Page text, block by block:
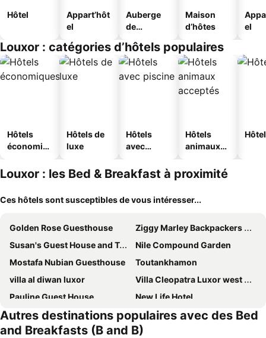
Hôtel
Appart’hôt
el
Auberge
de
Maison
d’hôtes
el
Louxor : catégories d’hôtels populaires
Hôtels
économiq
Hôtels de
luxe
Hôtels
avec
Hôtels
animaux
Louxor : les Bed & Breakfast à proximité
Ces hôtels sont susceptibles de vous intéresser...
Golden Rose Guesthouse
Ziggy Marley Backpackers Hostel
Susan's Guest House and Tours
Nile Compound Garden
Mostafa Nubian Guesthouse
Toutankhamon
villa al diwan luxor
Villa Cleopatra Luxor west bank
Pauline Guest House
New Life Hotel
Golden Land
Moka Gust House
Luxor Sapphire
Blue Lotus House
Autres destinations populaires avec des Bed
and Breakfasts (B and B)